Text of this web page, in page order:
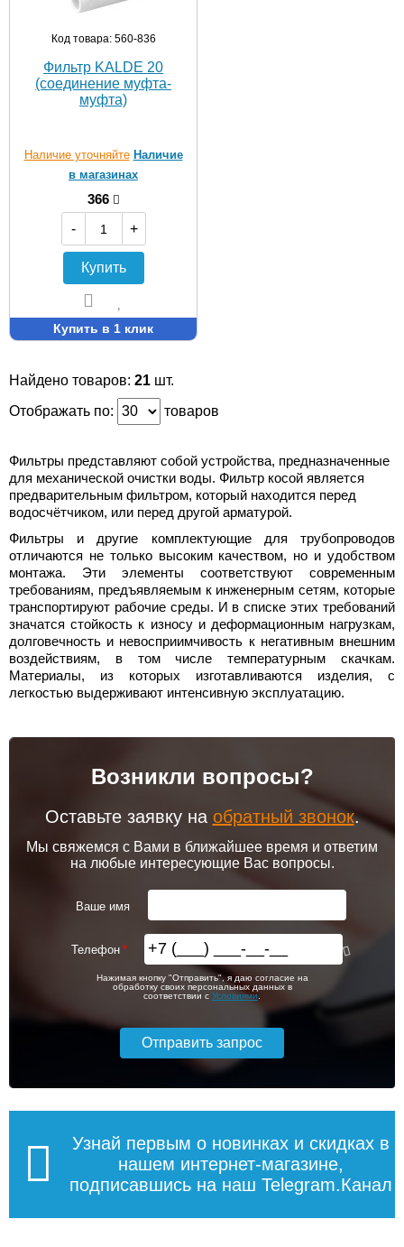
Код товара: 560-836
Фильтр KALDE 20
(соединение муфта-
муфта)
Наличие уточняйте Наличие
в магазинах
366
-
+
Купить
Купить в 1 клик
Найдено товаров: 21 шт.
Отображать по:
товаров
Фильтры представляют собой устройства, предназначенные
для механической очистки воды. Фильтр косой является
предварительным фильтром, который находится перед
водосчётчиком, или перед другой арматурой.
Фильтры и другие комплектующие для трубопроводов
отличаются не только высоким качеством, но и удобством
монтажа. Эти элементы соответствуют современным
требованиям, предъявляемым к инженерным сетям, которые
транспортируют рабочие среды. И в списке этих требований
значатся стойкость к износу и деформационным нагрузкам,
долговечность и невосприимчивость к негативным внешним
воздействиям, в том числе температурным скачкам.
Материалы, из которых изготавливаются изделия, с
легкостью выдерживают интенсивную эксплуатацию.
Возникли вопросы?
Оставьте заявку на обратный звонок.
Мы свяжемся с Вами в ближайшее время и ответим
на любые интересующие Вас вопросы.
Ваше имя
Телефон
Нажимая кнопку "Отправить", я даю согласие на
обработку своих персональных данных в
соответствии с Условиями
Узнай первым о новинках и скидках в
нашем интернет-магазине,
подписавшись на наш Telegram.Канал